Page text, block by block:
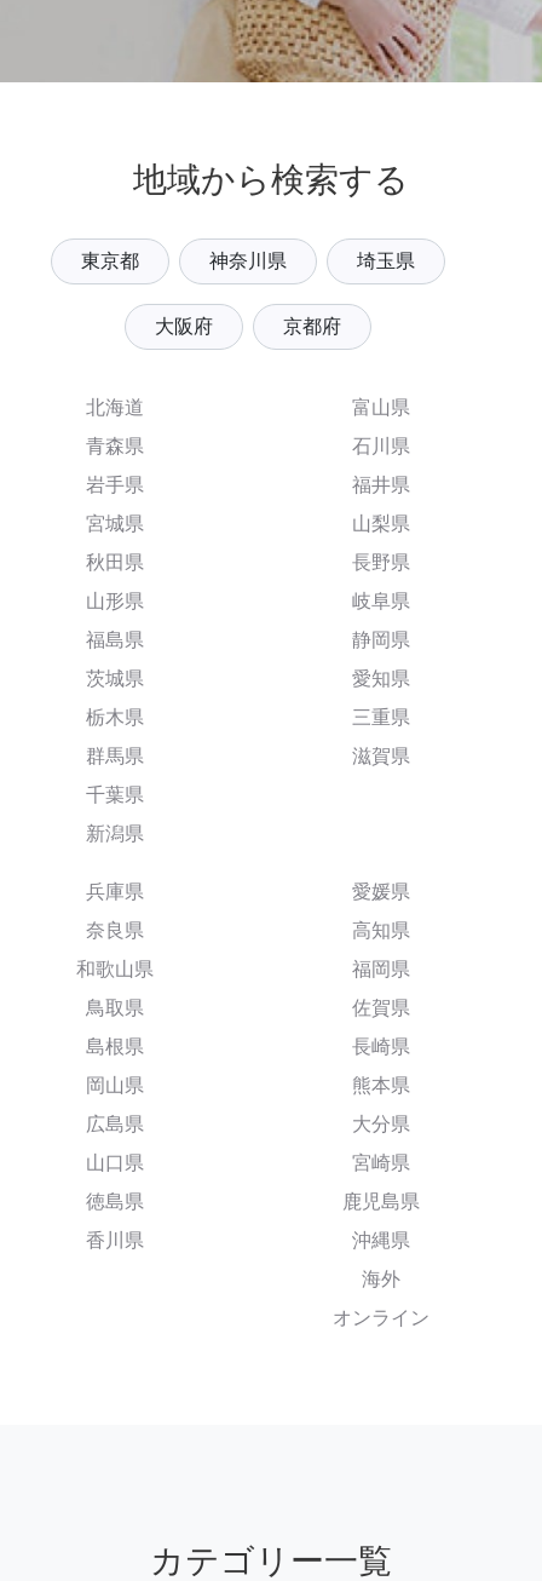
地域から検索する
東京都 神奈川県 埼玉県
大阪府 京都府
北海道
青森県
岩手県
宮城県
秋田県
山形県
福島県
茨城県
栃木県
群馬県
千葉県
新潟県
富山県
石川県
福井県
山梨県
長野県
岐阜県
静岡県
愛知県
三重県
滋賀県
兵庫県
奈良県
和歌山県
鳥取県
島根県
岡山県
広島県
山口県
徳島県
香川県
愛媛県
高知県
福岡県
佐賀県
長崎県
熊本県
大分県
宮崎県
鹿児島県
沖縄県
海外
オンライン
カテゴリー一覧